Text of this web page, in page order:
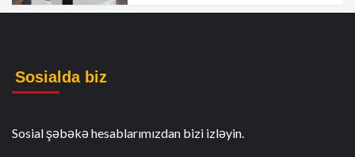
Sosialda biz
Sosial şəbəkə hesablarımızdan bizi izləyin.